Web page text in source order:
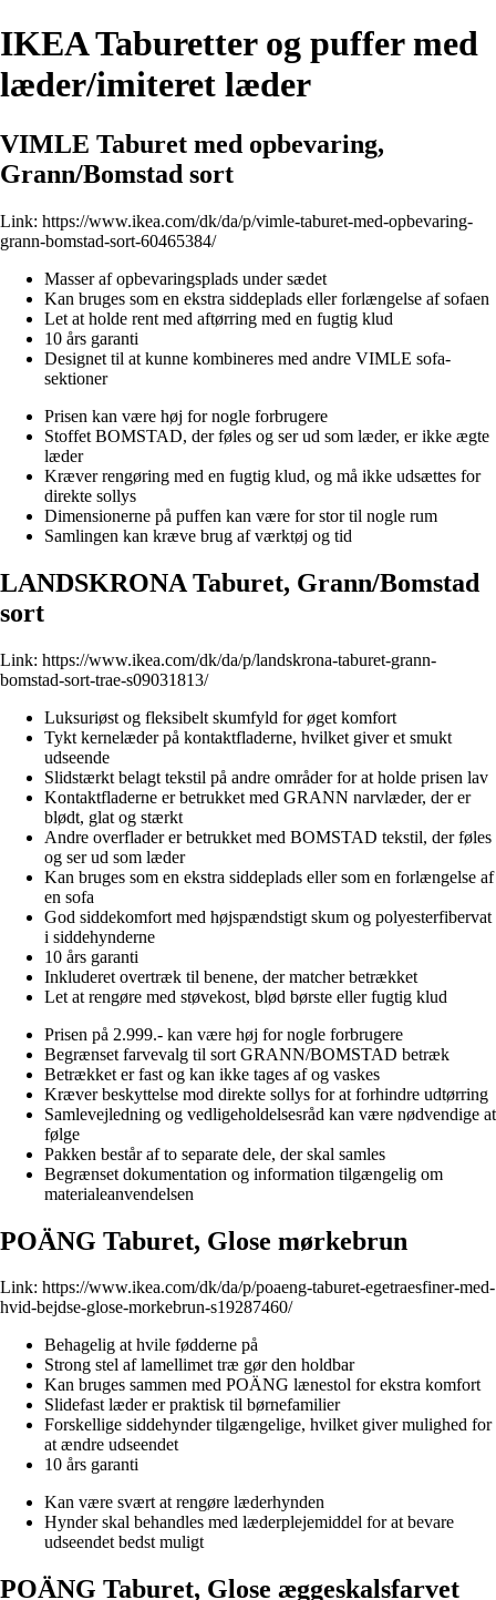
IKEA Taburetter og puffer med
læder/imiteret læder
VIMLE Taburet med opbevaring,
Grann/Bomstad sort
Link: https://www.ikea.com/dk/da/p/vimle-taburet-med-opbevaring-
grann-bomstad-sort-60465384/
Masser af opbevaringsplads under sædet
Kan bruges som en ekstra siddeplads eller forlængelse af sofaen
Let at holde rent med aftørring med en fugtig klud
10 års garanti
Designet til at kunne kombineres med andre VIMLE sofa-
sektioner
Prisen kan være høj for nogle forbrugere
Stoffet BOMSTAD, der føles og ser ud som læder, er ikke ægte
læder
Kræver rengøring med en fugtig klud, og må ikke udsættes for
direkte sollys
Dimensionerne på puffen kan være for stor til nogle rum
Samlingen kan kræve brug af værktøj og tid
LANDSKRONA Taburet, Grann/Bomstad
sort
Link: https://www.ikea.com/dk/da/p/landskrona-taburet-grann-
bomstad-sort-trae-s09031813/
Luksuriøst og fleksibelt skumfyld for øget komfort
Tykt kernelæder på kontaktfladerne, hvilket giver et smukt
udseende
Slidstærkt belagt tekstil på andre områder for at holde prisen lav
Kontaktfladerne er betrukket med GRANN narvlæder, der er
blødt, glat og stærkt
Andre overflader er betrukket med BOMSTAD tekstil, der føles
og ser ud som læder
Kan bruges som en ekstra siddeplads eller som en forlængelse af
en sofa
God siddekomfort med højspændstigt skum og polyesterfibervat
i siddehynderne
10 års garanti
Inkluderet overtræk til benene, der matcher betrækket
Let at rengøre med støvekost, blød børste eller fugtig klud
Prisen på 2.999.- kan være høj for nogle forbrugere
Begrænset farvevalg til sort GRANN/BOMSTAD betræk
Betrækket er fast og kan ikke tages af og vaskes
Kræver beskyttelse mod direkte sollys for at forhindre udtørring
Samlevejledning og vedligeholdelsesråd kan være nødvendige at
følge
Pakken består af to separate dele, der skal samles
Begrænset dokumentation og information tilgængelig om
materialeanvendelsen
POÄNG Taburet, Glose mørkebrun
Link: https://www.ikea.com/dk/da/p/poaeng-taburet-egetraesfiner-med-
hvid-bejdse-glose-morkebrun-s19287460/
Behagelig at hvile fødderne på
Strong stel af lamellimet træ gør den holdbar
Kan bruges sammen med POÄNG lænestol for ekstra komfort
Slidefast læder er praktisk til børnefamilier
Forskellige siddehynder tilgængelige, hvilket giver mulighed for
at ændre udseendet
10 års garanti
Kan være svært at rengøre læderhynden
Hynder skal behandles med læderplejemiddel for at bevare
udseendet bedst muligt
POÄNG Taburet, Glose æggeskalsfarvet